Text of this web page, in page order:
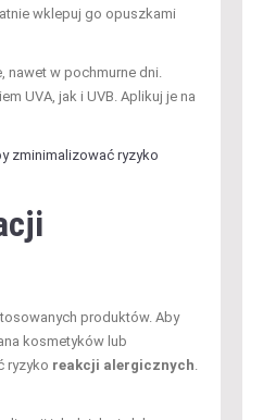
wklepuj go opuszkami
nawet w pochmurne dni.
UVA, jak i UVB. Aplikuj je na
zminimalizować ryzyko
produktów. Aby
kosmetyków lub
ryzyko reakcji alergicznych.